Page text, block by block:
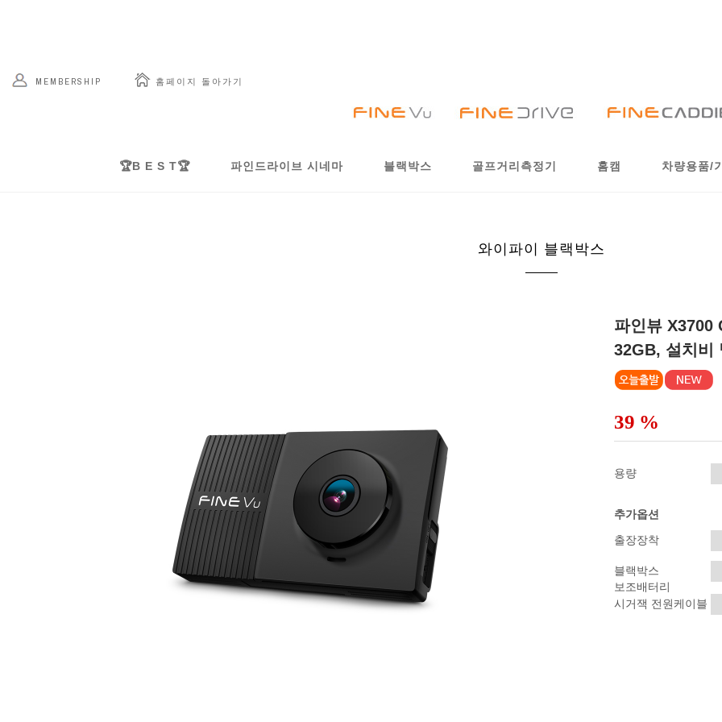
MEMBERSHIP 홈페이지 돌아가기
🏆B E S T🏆 파인드라이브 시네마 블랙박스 골프거리측정기 홈캠 차량용품/
와이파이 블랙박스
파인뷰 X3700
32GB, 설치비
39 %
용량
추가옵션
출장장착
블랙박스
보조배터리
시거잭 전원케이블